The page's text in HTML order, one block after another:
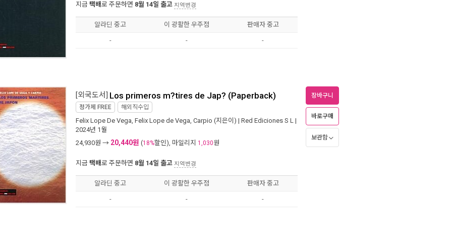
지금 택배로 주문하면 8월 14일 출고 지역변경
알라딘 중고 이 광활한 우주점 판매자 중고
- - -
[외국도서] Los primeros m?tires de Jap? (Paperback)
정가제 FREE 해외직수입
Felix Lope De Vega, Felix Lope de Vega, Carpio (지은이) | Red Ediciones S L |
2024년 1월
24,930원 → 20,440원 (18%할인), 마일리지 1,030원
지금 택배로 주문하면 8월 14일 출고 지역변경
장바구니
바로구매
보관함
알라딘 중고 이 광활한 우주점 판매자 중고
- - -